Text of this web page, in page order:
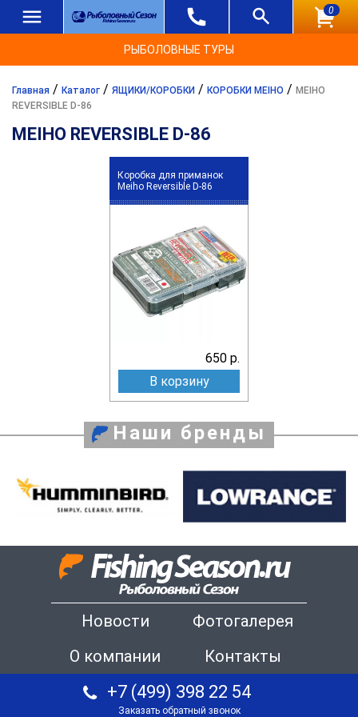
0
РЫБОЛОВНЫЕ ТУРЫ
Главная / Каталог / ЯЩИКИ/КОРОБКИ / КОРОБКИ MEIHO / MEIHO
REVERSIBLE D-86
MEIHO REVERSIBLE D-86
Коробка для приманок
Meiho Reversible D-86
650 р.
В корзину
Наши бренды
Новости
Фотогалерея
О компании
Контакты
+7 (499) 398 22 54
Заказать обратный звонок